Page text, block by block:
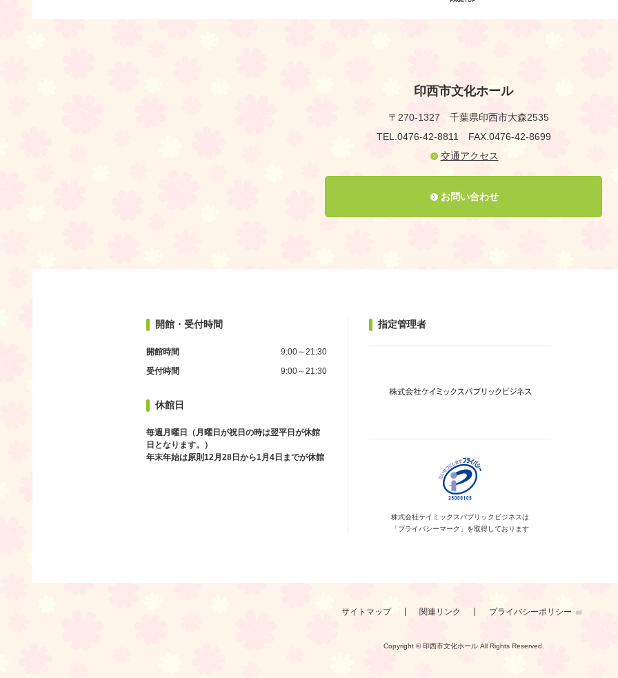
印西市文化ホール
〒270-1327 千葉県印西市大森2535
TEL.0476-42-8811 FAX.0476-42-8699
交通アクセス
お問い合わせ
開館・受付時間
開館時間
9:00～21:30
受付時間
9:00～21:30
休館日
毎週月曜日（月曜日が祝日の時は翌平日が休館
日となります。）
年末年始は原則12月28日から1月4日までが休館
指定管理者
株式会社ケイミックス パブリックビジネスは
「プライバシーマーク」を取得しております
サイトマップ 関連リンク プライバシーポリシー
Copyright © 印西市文化ホールAll Rights Reserved.